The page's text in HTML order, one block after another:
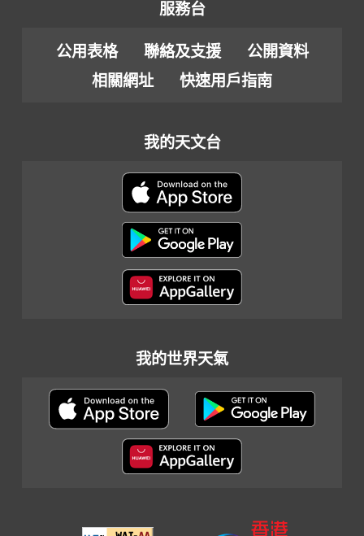
服務台
公用表格 聯絡及支援
公開資料
相關網址
快速用戶指南
我的天文台
我的世界天氣